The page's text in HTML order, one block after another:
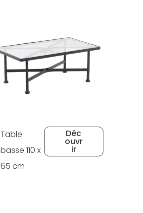
Table
basse 110 x
65 cm
Déc
ouvr
ir